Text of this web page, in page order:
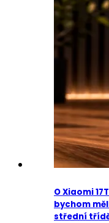
O Xiaomi
bychom
střední